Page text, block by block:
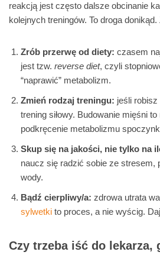
reakcją jest często dalsze obcinanie
kolejnych treningów. To droga
Zrób przerwę od diety: czasem
jest tzw. reverse diet, czyli
“naprawić” metabolizm.
Zmień rodzaj treningu: jeśli
trening siłowy. Budowanie mięśni
podkręcenie metabolizmu
Skup się na jakości, nie tylko na
naucz się radzić sobie ze stresem,
wody.
Bądź cierpliwy/a: zdrowa utrata
sylwetki to proces, a nie wyścig.
Czy trzeba iść do lekarza,